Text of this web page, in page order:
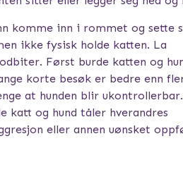
komme inn i rommet og sette
ikke fysisk holde katten. La
Først burde katten og
korte besøk er bedre enn
at hunden blir ukontrollerbar.
katt og hund tåler hverandres
eller annen uønsket